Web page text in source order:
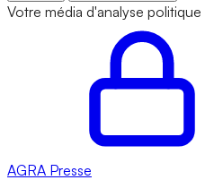
Votre média d'analyse
AGRA Presse